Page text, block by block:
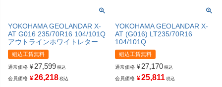
YOKOHAMA GEOLANDAR X-
AT G016 235/70R16 104/101Q
アウトラインホワイトレター
組込工賃無料
通常価格 ¥ 27,599 税込
会員価格 ¥26,218 税込
YOKOHAMA GEOLANDAR X-
AT (G016) LT235/70R16
104/101Q
組込工賃無料
通常価格 ¥ 27,170 税込
会員価格 ¥25,811 税込